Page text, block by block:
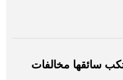
سائقها مخالفات